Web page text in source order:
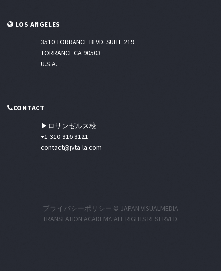
LOS ANGELES
3510 TORRANCE BLVD. SUITE 219
TORRANCE CA 90503
U.S.A.
CONTACT
▶ロサンゼルス校
+1-310-316-3121
contact@jvta-la.com
プライバシーポリシー © JAPAN VISUALMEDIA
TRANSLATION ACADEMY. ALL RIGHTS RESERVED.